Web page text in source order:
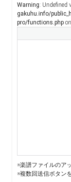
Warning :
gakuhu.info/
pro/functions.php
※楽譜ファイルのア
※複数回送信ボタン